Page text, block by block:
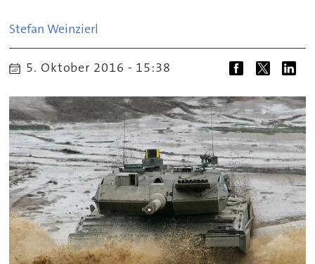
Stefan Weinzierl
5. Oktober 2016 - 15:38